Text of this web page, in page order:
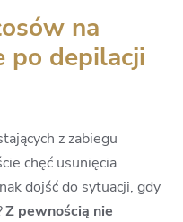
na
po depilacji
z zabiegu
chęć usunięcia
dojść do sytuacji, gdy
Z pewnością nie